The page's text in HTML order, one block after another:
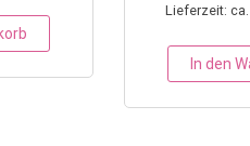
auf. Die Optionen
Lieferzeit:
In den